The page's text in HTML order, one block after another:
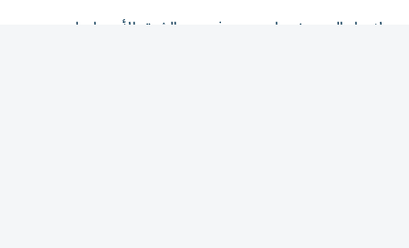
ولإعداد التصنيف، اعتمدت فوربس الشرق الأوسط على